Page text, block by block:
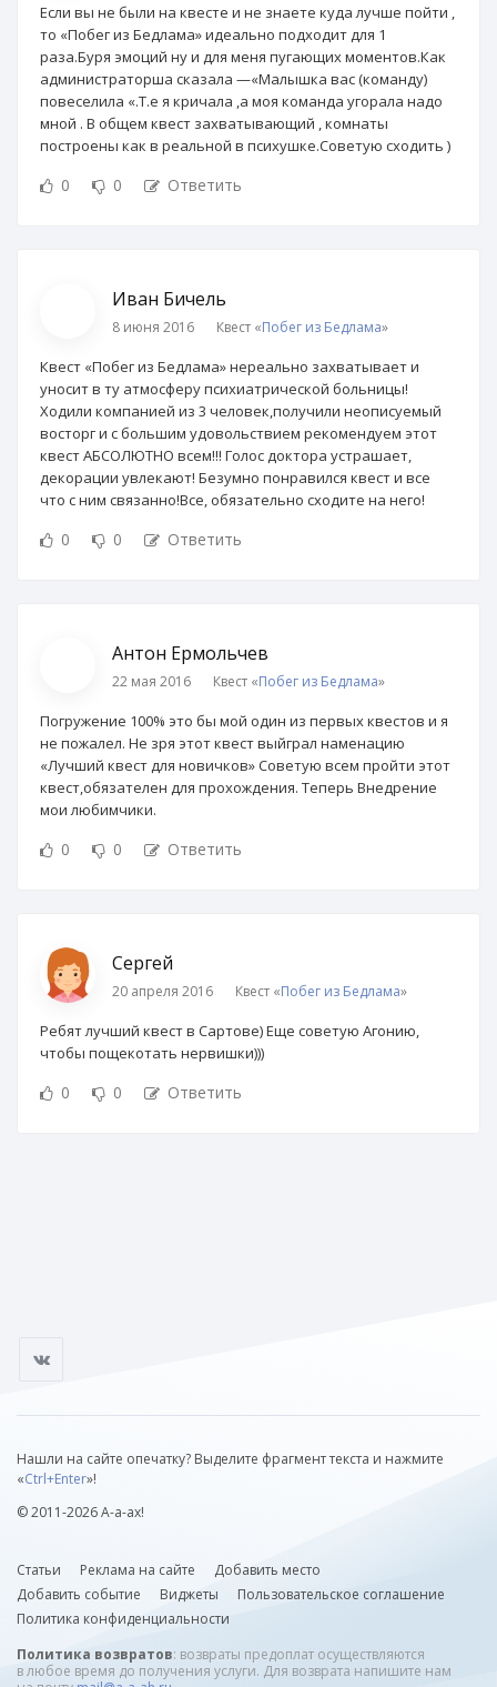
Если вы не были на квесте и не знаете куда лучше пойти ,
то «Побег из Бедлама» идеально подходит для 1
раза.Буря эмоций ну и для меня пугающих моментов.Как
администраторша сказала —«Малышка вас (команду)
повеселила «.Т.е я кричала ,а моя команда угорала надо
мной . В общем квест захватывающий , комнаты
построены как в реальной в психушке.Советую сходить )
0 0 Ответить
Иван Бичель
8 июня 2016 Квест «Побег из Бедлама»
Квест «Побег из Бедлама» нереально захватывает и
уносит в ту атмосферу психиатрической больницы!
Ходили компанией из 3 человек,получили неописуемый
восторг и с большим удовольствием рекомендуем этот
квест АБСОЛЮТНО всем!!! Голос доктора устрашает,
декорации увлекают! Безумно понравился квест и все
что с ним связанно!Все, обязательно сходите на него!
0 0 Ответить
Антон Ермольчев
22 мая 2016 Квест «Побег из Бедлама»
Погружение 100% это бы мой один из первых квестов и я
не пожалел. Не зря этот квест выйграл наменацию
«Лучший квест для новичков» Советую всем пройти этот
квест,обязателен для прохождения. Теперь Внедрение
мои любимчики.
0 0 Ответить
Сергей
20 апреля 2016 Квест «Побег из Бедлама»
Ребят лучший квест в Сартове) Еще советую Агонию,
чтобы пощекотать нервишки)))
0 0 Ответить
Нашли на сайте опечатку? Выделите фрагмент текста и нажмите
«Ctrl+Enter»!
© 2011-2026 А-а-ах!
Статьи Реклама на сайте
Добавить место
Добавить событие
Виджеты
Пользовательское соглашение
Политика конфиденциальности
Политика возвратов: возвраты предоплат осуществляются
в любое время до получения услуги. Для возврата напишите нам